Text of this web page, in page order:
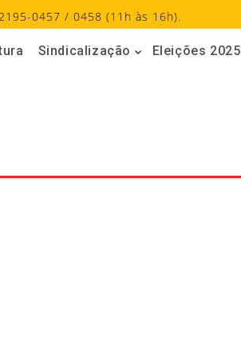
0457 / 0458 (11h às 16h).
Sindicalização
Eleições 2025